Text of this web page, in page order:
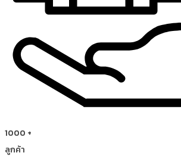
1000 +
ลูกค้า